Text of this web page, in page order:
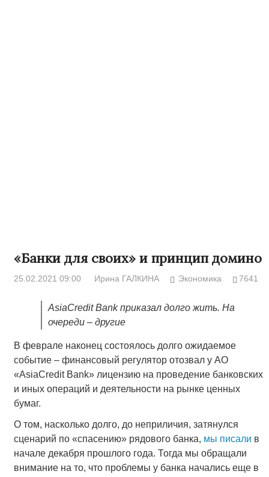
«Банки для своих» и принцип домино
25.02.2021 09:00 Ирина ГАЛКИНА Экономика 7641
AsiaCredit Bank приказал долго жить. На
очереди – другие
В феврале наконец состоялось долго ожидаемое
событие – финансовый регулятор отозвал у АО
«AsiaCredit Bank» лицензию на проведение банковских
и иных операций и деятельности на рынке ценных
бумаг.
О том, насколько долго, до неприличия, затянулся
сценарий по «спасению» рядового банка, мы писали в
начале декабря прошлого года. Тогда мы обращали
внимание на то, что проблемы у банка начались еще в